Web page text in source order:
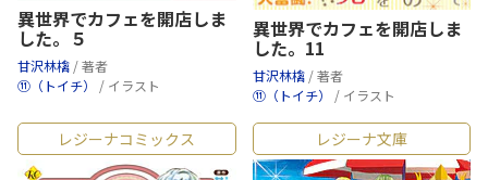
異世界でカフェを開店しま
した。５
甘沢林檎 / 著者
⑪（トイチ） / イラスト
異世界でカフェを開店しま
した。11
甘沢林檎 / 著者
⑪（トイチ） / イラスト
レジーナコミックス レジーナ文庫